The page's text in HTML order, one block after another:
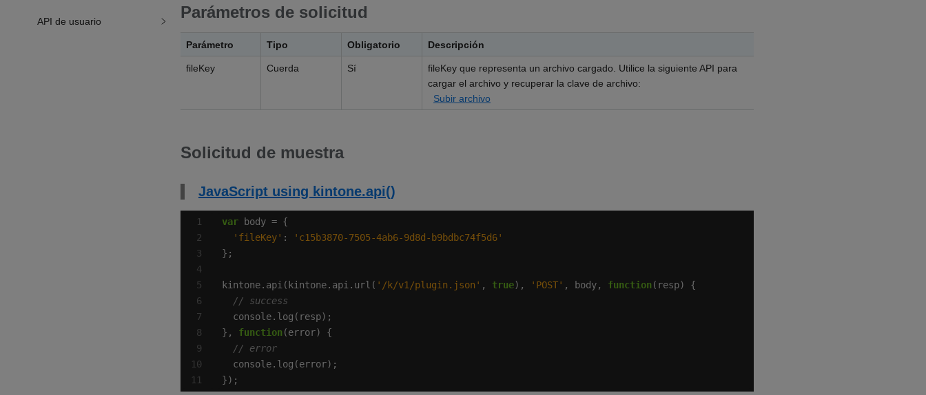
API de usuario Parámetros de solicitud
Parámetro Tipo Obligatorio Descripción
fileKey Cuerda Sí
fileKey que representa un archivo cargado. Utilice la siguiente API para
cargar el archivo y recuperar la clave de archivo:
Subir archivo
Solicitud de muestra
JavaScript using kintone.api()
4
var
'fileKey' :
'c15b3870-7505-4ab6-9d8d-b9bdbc74f5d6'
kintone.api(kintone.api.url( '/k/v1/plugin.json' , true), 'POST' , body, function
}, function
});